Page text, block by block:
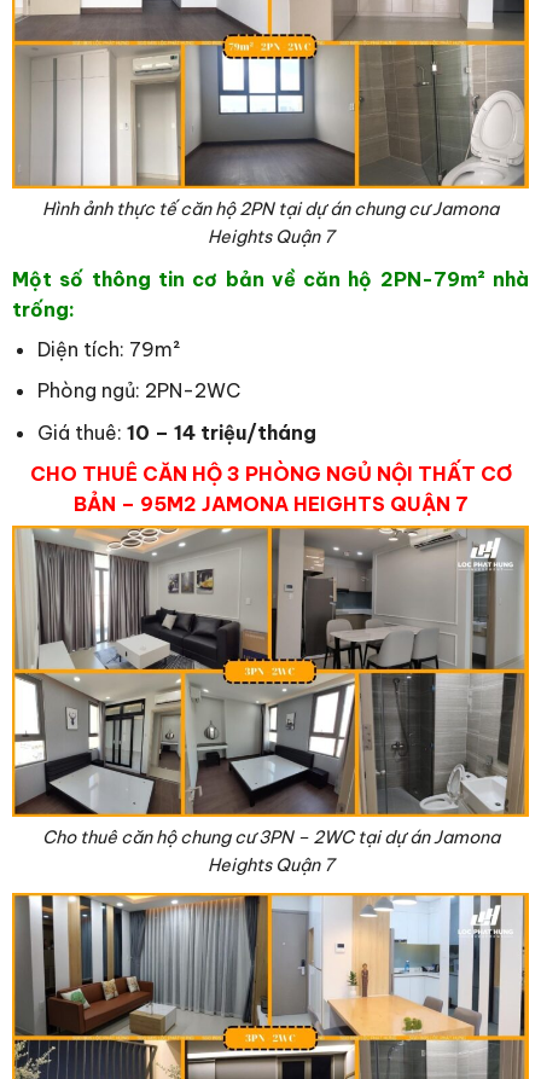
Hình ảnh thực tế căn hộ 2PN tại dự án chung cư Jamona
Heights Quận 7
Một số thông tin cơ bản về căn hộ 2PN-79m² nhà
trống:
Diện tích: 79m²
Phòng ngủ: 2PN-2WC
Giá thuê: 10 – 14 triệu/tháng
CHO THUÊ CĂN HỘ 3 PHÒNG NGỦ NỘI THẤT CƠ
BẢN – 95M2 JAMONA HEIGHTS QUẬN 7
Cho thuê căn hộ chung cư 3PN – 2WC tại dự án Jamona
Heights Quận 7